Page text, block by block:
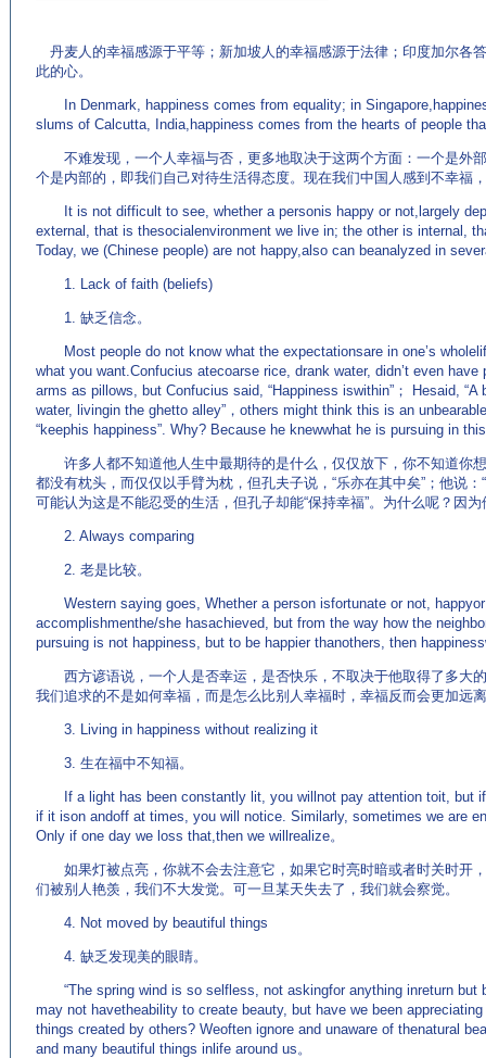
丹麦人的幸福感源于平等；新加坡人的幸福感源于法律；印度加尔各
此的心。
In Denmark, happiness comes from equality; in
slums of Calcutta, India,happiness comes from the hearts of people
不难发现，一个人幸福与否，更多地取决于这两个方面：一个是外
个是内部的，即我们自己对待生活得态度。现在我们中国人感到不幸福
It is not difficult to see, whether a personis happy or not,largely
external, that is thesocialenvironment we live in; the other is internal,
Today, we (Chinese people) are not happy,also can beanalyzed in
1. Lack of faith (beliefs)
1. 缺乏信念。
Most people do not know what the expectationsare in one’s
what you want.Confucius atecoarse rice, drank water, didn’t even
arms as pillows, but Confucius said, “Happiness iswithin”； Hesaid,
water, livingin the ghetto alley”，others might think this is an
“keephis happiness”. Why? Because he knewwhat he is pursuing in
许多人都不知道他人生中最期待的是什么，仅仅放下，你不知道你
都没有枕头，而仅仅以手臂为枕，但孔夫子说，“乐亦在其中矣”；他说
可能认为这是不能忍受的生活，但孔子却能“保持幸福”。为什么呢？因
2. Always comparing
2. 老是比较。
Western saying goes, Whether a person isfortunate or not, happyor
accomplishmenthe/she hasachieved, but from the way how the
pursuing is not happiness, but to be happier thanothers, then
西方谚语说，一个人是否幸运，是否快乐，不取决于他取得了多大
我们追求的不是如何幸福，而是怎么比别人幸福时，幸福反而会更加远
3. Living in happiness without realizing it
3. 生在福中不知福。
If a light has been constantly lit, you willnot pay attention toit, but if
if it ison andoff at times, you will notice. Similarly, sometimes we are
Only if one day we loss that,then we willrealize。
如果灯被点亮，你就不会去注意它，如果它时亮时暗或者时关时开
们被别人艳羡，我们不大发觉。可一旦某天失去了，我们就会察觉。
4. Not moved by beautiful things
4. 缺乏发现美的眼睛。
“The spring wind is so selfless, not askingfor anything inreturn but
may not havetheability to create beauty, but have we been
things created by others? Weoften ignore and unaware of thenatural
and many beautiful things inlife around us。